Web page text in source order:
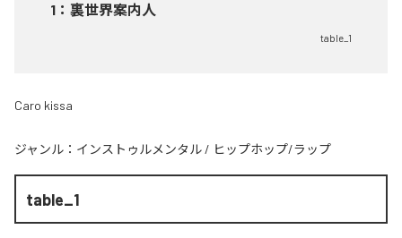
1 ： 裏世界案内人
table_1
Caro kissa
ジャンル： インストゥルメンタル / ヒップホップ/ラップ
table_1